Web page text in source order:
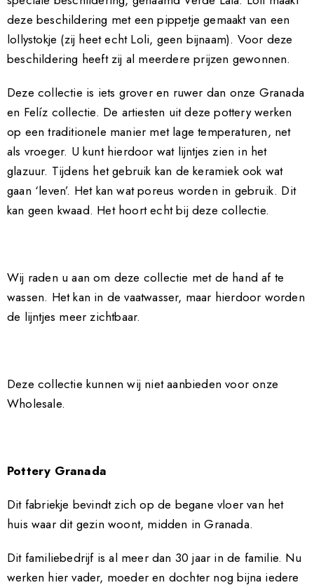
deze beschildering met een pippetje gemaakt van een
lollystokje (zij heet echt Loli, geen bijnaam). Voor deze
beschildering heeft zij al meerdere prijzen gewonnen.
Deze collectie is iets grover en ruwer dan onze Granada
en Felíz collectie. De artiesten uit deze pottery werken
op een traditionele manier met lage temperaturen, net
als vroeger. U kunt hierdoor wat lijntjes zien in het
glazuur. Tijdens het gebruik kan de keramiek ook wat
gaan ‘leven’. Het kan wat poreus worden in gebruik. Dit
kan geen kwaad. Het hoort echt bij deze collectie.
Wij raden u aan om deze collectie met de hand af te
wassen. Het kan in de vaatwasser, maar hierdoor worden
de lijntjes meer zichtbaar.
Deze collectie kunnen wij niet aanbieden voor onze
Wholesale.
Pottery Granada
Dit fabriekje bevindt zich op de begane vloer van het
huis waar dit gezin woont, midden in Granada.
Dit familiebedrijf is al meer dan 30 jaar in de familie. Nu
werken hier vader, moeder en dochter nog bijna iedere